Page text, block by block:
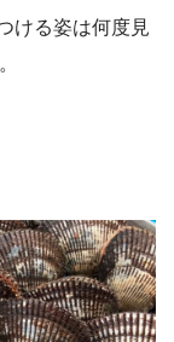
ける姿は何度見